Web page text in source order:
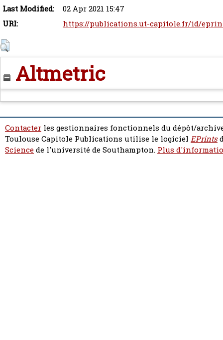
Last Modified:
02 Apr 2021 15:47
URI:
https://publications.ut-capitole.fr/id/
Altmetric
Contacter les gestionnaires fonctionnels du dépôt/
Toulouse Capitole Publications utilise le logiciel EPrints
Sciencede l'université de Southampton. Plus